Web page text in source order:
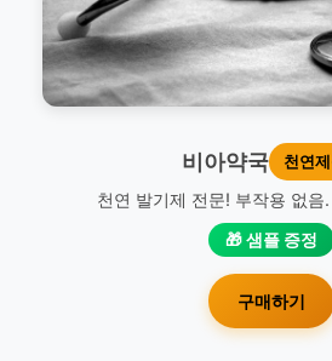
비아약국 천연
천연 발기제 전문! 부작용 없음
🎁 샘플 증정
구매하기